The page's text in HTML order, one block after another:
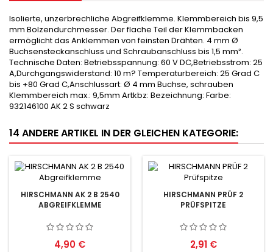
Isolierte, unzerbrechliche Abgreifklemme. Klemmbereich bis 9,5
mm Bolzendurchmesser. Der flache Teil der Klemmbacken
ermöglicht das Anklemmen von feinsten Drähten. 4 mm Ø
Buchsensteckanschluss und Schraubanschluss bis 1,5 mm².
Technische Daten: Betriebsspannung: 60 V DC,Betriebsstrom: 25
A,Durchgangswiderstand: 10 m? Temperaturbereich: 25 Grad C
bis +80 Grad C,Anschlussart: Ø 4 mm Buchse, schrauben
Klemmbereich max.: 9,5mm Artkbz: Bezeichnung: Farbe:
932146100 AK 2 S schwarz
14 ANDERE ARTIKEL IN DER GLEICHEN KATEGORIE:
HIRSCHMANN AK 2 B 2540
ABGREIFKLEMME
Preis
4,90 €
HIRSCHMANN PRÜF 2
PRÜFSPITZE
Preis
2,91 €